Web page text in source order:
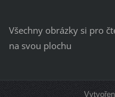
Všechny obrázky si pro
na svou plochu